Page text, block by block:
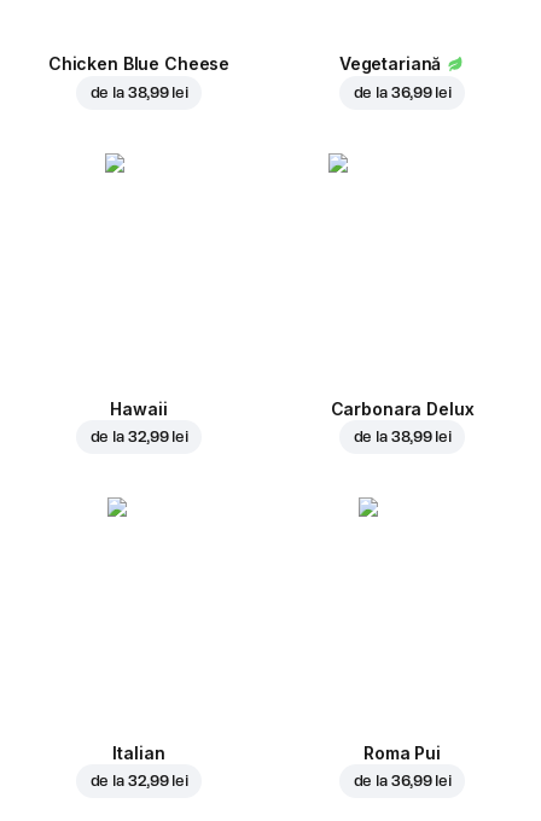
Chicken Blue Cheese
de la 38,99 lei
Vegetariană
de la 36,99 lei
Hawaii
de la 32,99 lei
Carbonara Delux
de la 38,99 lei
Italian
de la 32,99 lei
Roma Pui
de la 36,99 lei